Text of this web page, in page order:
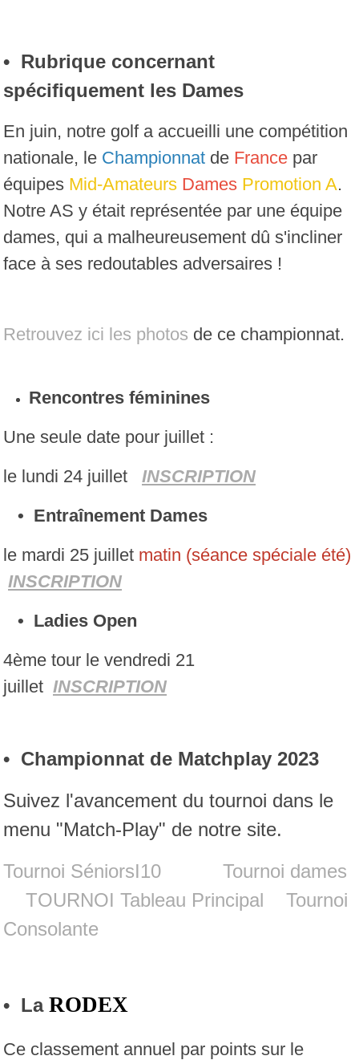
• Rubrique concernant
spécifiquement les Dames
En juin, notre golf a accueilli une compétition
nationale, le Championnat de France par
équipes Mid-Amateurs Dames Promotion A.
Notre AS y était représentée par une équipe
dames, qui a malheureusement dû s'incliner
face à ses redoutables adversaires !
Retrouvez ici les photos de ce championnat.
Rencontres féminines
Une seule date pour juillet :
le lundi 24 juillet INSCRIPTION
• Entraînement Dames
le mardi 25 juillet matin (séance spéciale été)
INSCRIPTION
• Ladies Open
4ème tour le vendredi 21
juillet INSCRIPTION
• Championnat de Matchplay 2023
Suivez l'avancement du tournoi dans le
menu "Match-Play" de notre site.
Tournoi SéniorsI10
Tournoi dames
TOURNOI Tableau Principal
Tournoi
Consolante
• La RODEX
Ce classement annuel par points sur le